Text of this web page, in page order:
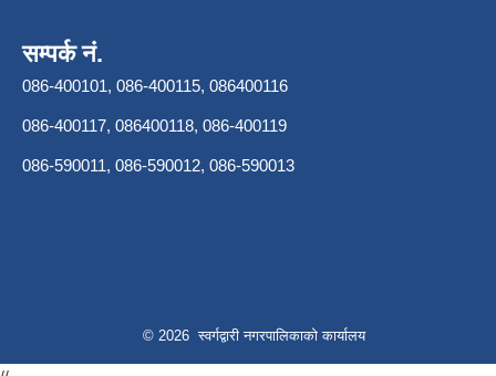
सम्पर्क नं.
086-400101, 086-400115, 086400116
086-400117, 086400118, 086-400119
086-590011, 086-590012, 086-590013
© 2026 स्वर्गद्वारी नगरपालिकाको कार्यालय